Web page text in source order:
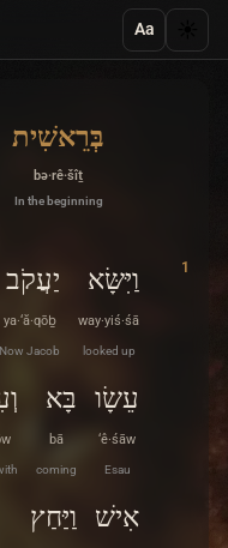
Aa
בְּרֵאשִׁית
bə·rê·šîṯ
In the beginning
1 וַיִּשָּׂא
way·yiś·śā
looked up
יַעֲקֹב
ya·‘ă·qōḇ
Now Jacob
עֵשָׂו
‘ê·śāw
Esau
בָּא
bā
coming
אִישׁ וַיַּחַץ